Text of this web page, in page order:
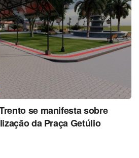
se manifesta sobre
da Praça Getúlio